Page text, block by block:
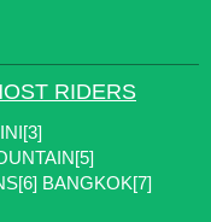
RIDERS
BANGKOK[7]